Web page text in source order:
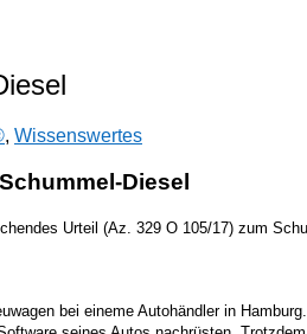
, Wissenswertes
Diesel
Urteil (Az. 329 O 105/17) zum
bei eineme Autohändler in